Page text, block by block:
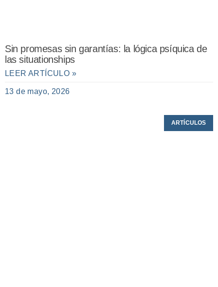
Sin promesas sin garantías: la lógica psíquica de
las situationships
LEER ARTÍCULO »
13 de mayo, 2026
ARTÍCULOS